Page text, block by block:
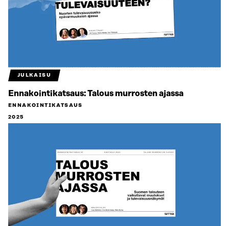
JULKAISU
Ennakointikatsaus: Talous murrosten ajassa
ENNAKOINTIKATSAUS
2025